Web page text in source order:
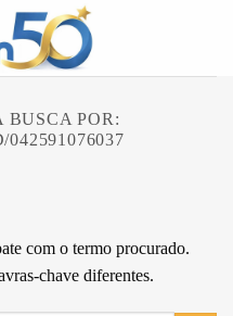
BUSCA POR:
com o termo procurado.
chave diferentes.